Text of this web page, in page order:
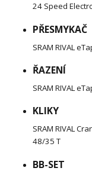
24 Speed
PŘESMYKAČ
SRAM RIVAL
ŘAZENÍ
SRAM RIVAL
KLIKY
SRAM RIVAL
48/35 T
BB-SET